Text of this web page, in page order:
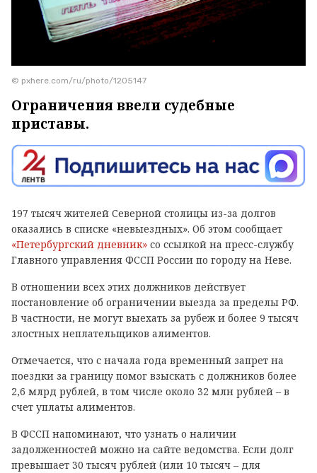
© pxhere.com/ru/photo/1205147
Ограничения ввели судебные
приставы.
197 тысяч жителей Северной столицы из-за долгов
оказались в списке «невыездных». Об этом сообщает
«Петербургский дневник» со ссылкой на пресс-службу
Главного управления ФССП России по городу на Неве.
В отношении всех этих должников действует
постановление об ограничении выезда за пределы РФ.
В частности, не могут выехать за рубеж и более 9 тысяч
злостных неплательщиков алиментов.
Отмечается, что с начала года временный запрет на
поездки за границу помог взыскать с должников более
2,6 млрд рублей, в том числе около 32 млн рублей – в
счет уплаты алиментов.
В ФССП напоминают, что узнать о наличии
задолженностей можно на сайте ведомства. Если долг
превышает 30 тысяч рублей (или 10 тысяч – для